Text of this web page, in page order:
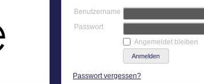
Benutzername
Passwort
Angemeldet bleiben
Passwort vergessen?